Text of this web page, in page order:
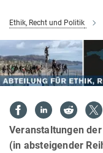
Ethik, Recht und Politik
Veranstaltungen
(in absteigender